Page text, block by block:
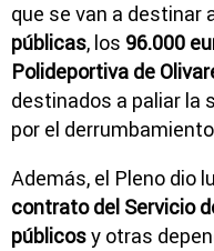
que se van a destinar
públicas, los 96.000
Polideportiva de
destinados a paliar la
por el
Además, el Pleno dio
contrato del Servicio
públicosy otras